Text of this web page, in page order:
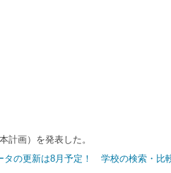
計画）を発表した。
の更新は8月予定！ 学校の検索・比